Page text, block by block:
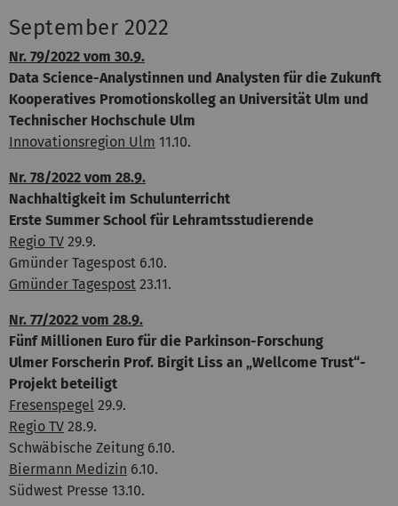
September 2022
Nr. 79/2022 vom 30.9.
Data Science-Analystinnen und Analysten für die Zukunft
Kooperatives Promotionskolleg an Universität Ulm und
Technischer Hochschule Ulm
Innovationsregion Ulm 11.10.
Nr. 78/2022 vom 28.9.
Nachhaltigkeit im Schulunterricht
Erste Summer School für Lehramtsstudierende
Regio TV 29.9.
Gmünder Tagespost 6.10.
Gmünder Tagespost 23.11.
Nr. 77/2022 vom 28.9.
Fünf Millionen Euro für die Parkinson-Forschung
Ulmer Forscherin Prof. Birgit Liss an „Wellcome Trust“-
Projekt beteiligt
Fresenspegel 29.9.
Regio TV 28.9.
Schwäbische Zeitung 6.10.
Biermann Medizin 6.10.
Südwest Presse 13.10.